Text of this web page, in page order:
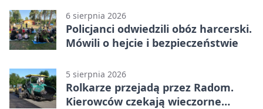
6 sierpnia 2026
Policjanci odwiedzili obóz harcerski.
Mówili o hejcie i bezpieczeństwie
5 sierpnia 2026
Rolkarze przejadą przez Radom.
Kierowców czekają wieczorne